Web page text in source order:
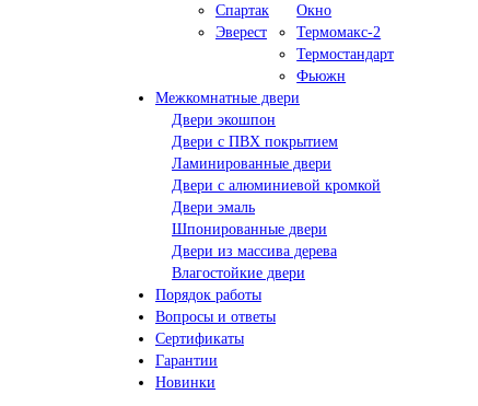
Спартак
Эверест
Окно
Термомакс-2
Термостандарт
Фьюжн
Межкомнатные двери
Двери экошпон
Двери с ПВХ покрытием
Ламинированные двери
Двери с алюминиевой кромкой
Двери эмаль
Шпонированные двери
Двери из массива дерева
Влагостойкие двери
Порядок работы
Вопросы и ответы
Сертификаты
Гарантии
Новинки